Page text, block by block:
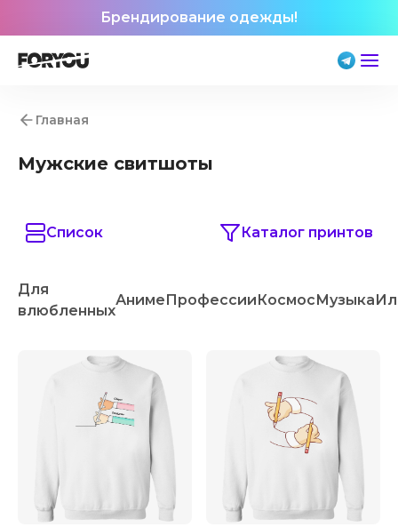
Брендирование одежды!
Главная
Мужские свитшоты
Список Каталог принтов
Для
влюбленных
АнимеПрофессииКосмосМузыка